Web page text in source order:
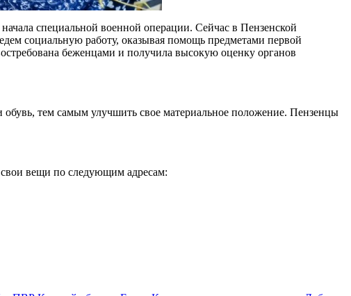
специальной военной операции. Сейчас в Пензенской
социальную работу, оказывая помощь предметами первой
беженцами и получила высокую оценку органов
обувь, тем самым улучшить свое материальное положение. Пензенцы
свои вещи по следующим адресам: